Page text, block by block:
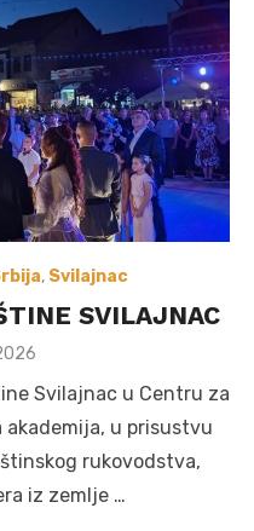
, Svilajnac
SVILAJNAC
Svilajnac u Centru za
u prisustvu
rukovodstva,
iz zemlje …